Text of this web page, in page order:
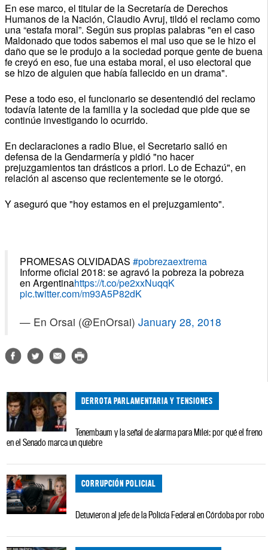
En ese marco, el titular de la Secretaría de Derechos
Humanos de la Nación, Claudio Avruj, tildó el reclamo como
una “estafa moral”. Según sus propias palabras "en el caso
Maldonado que todos sabemos el mal uso que se le hizo el
daño que se le produjo a la sociedad porque gente de buena
fe creyó en eso, fue una estaba moral, el uso electoral que
se hizo de alguien que había fallecido en un drama".
Pese a todo eso, el funcionario se desentendió del reclamo
todavía latente de la familia y la sociedad que pide que se
continúe investigando lo ocurrido.
En declaraciones a radio Blue, el Secretario salió en
defensa de la Gendarmería y pidió "no hacer
prejuzgamientos tan drásticos a priori. Lo de Echazú", en
relación al ascenso que recientemente se le otorgó.
Y aseguró que "hoy estamos en el prejuzgamiento".
PROMESAS OLVIDADAS #pobrezaextrema
Informe oficial 2018: se agravó la pobreza la pobreza
en Argentinahttps://t.co/pe2xxNuqqK
pic.twitter.com/m93A5P82dK
— En Orsai (@EnOrsai) January 28, 2018
DERROTA PARLAMENTARIA Y TENSIONES
Tenembaum y la señal de alarma para Milei: por qué el freno
en el Senado marca un quiebre
CORRUPCIÓN POLICIAL
Detuvieron al jefe de la Policía Federal en Córdoba por robo